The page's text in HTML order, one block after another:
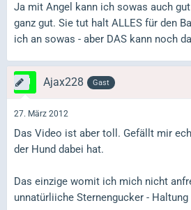
Ja mit Angel kann ich sowas auch
ganz gut. Sie tut halt ALLES für den
ich an sowas - aber DAS kann noch
Ajax228 Gast
27. März 2012
Das Video ist aber toll. Gefällt mir
der Hund dabei hat.
Das einzige womit ich mich nicht
unnatürliiche Sternengucker - Haltung